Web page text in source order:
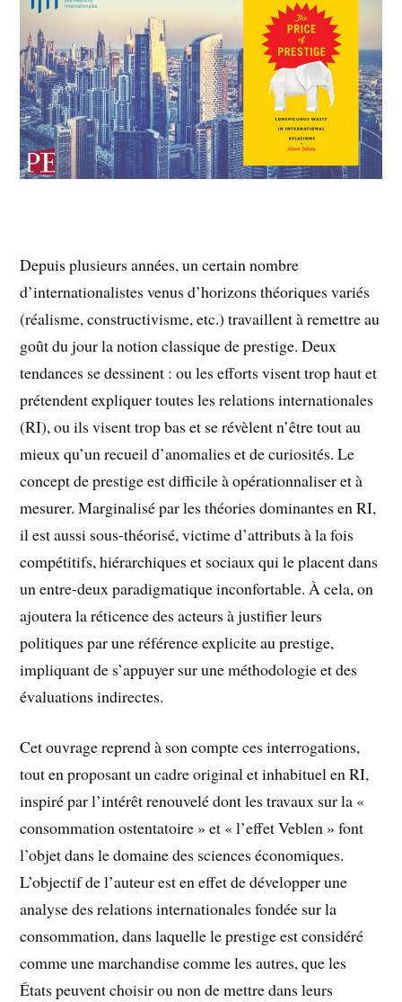
Depuis plusieurs années, un certain nombre
d’internationalistes venus d’horizons théoriques variés
(réalisme, constructivisme, etc.) travaillent à remettre au
goût du jour la notion classique de prestige. Deux
tendances se dessinent : ou les efforts visent trop haut et
prétendent expliquer toutes les relations internationales
(RI), ou ils visent trop bas et se révèlent n’être tout au
mieux qu’un recueil d’anomalies et de curiosités. Le
concept de prestige est difficile à opérationnaliser et à
mesurer. Marginalisé par les théories dominantes en RI,
il est aussi sous-théorisé, victime d’attributs à la fois
compétitifs, hiérarchiques et sociaux qui le placent dans
un entre-deux paradigmatique inconfortable. À cela, on
ajoutera la réticence des acteurs à justifier leurs
politiques par une référence explicite au prestige,
impliquant de s’appuyer sur une méthodologie et des
évaluations indirectes.
Cet ouvrage reprend à son compte ces interrogations,
tout en proposant un cadre original et inhabituel en RI,
inspiré par l’intérêt renouvelé dont les travaux sur la «
consommation ostentatoire » et « l’effet Veblen » font
l’objet dans le domaine des sciences économiques.
L’objectif de l’auteur est en effet de développer une
analyse des relations internationales fondée sur la
consommation, dans laquelle le prestige est considéré
comme une marchandise comme les autres, que les
États peuvent choisir ou non de mettre dans leurs